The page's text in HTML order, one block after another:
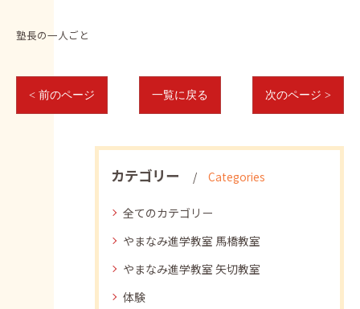
塾長の一人ごと
< 前のページ 一覧に戻る 次のページ >
カテゴリー Categories
全てのカテゴリー
やまなみ進学教室 馬橋教室
やまなみ進学教室 矢切教室
体験